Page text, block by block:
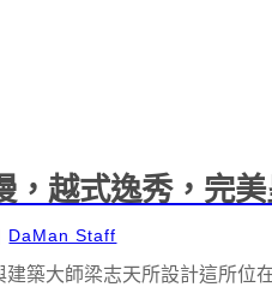
，越式逸秀，完
DaMan Staff
建築大師梁志天所設計這所位